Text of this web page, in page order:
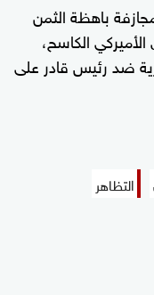
باهظة الثمن
الكاسح،
ضد رئيس قادر على
التظاهر